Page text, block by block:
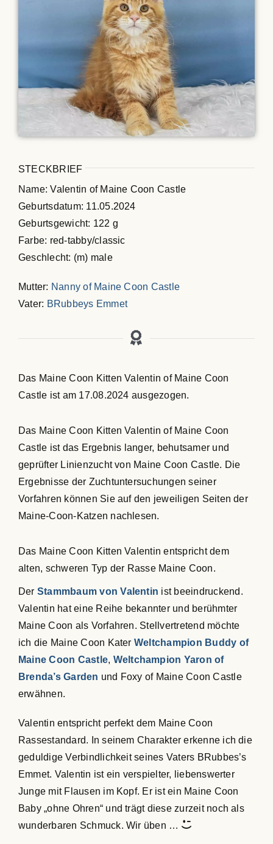
Maine Coon Kastraten
Katzenblog
Über uns
Suche
nach:
STECKBRIEF
Name: Valentin of Maine Coon Castle
Geburtsdatum: 11.05.2024
Geburtsgewicht: 122 g
Farbe: red-tabby/classic
Geschlecht: (m) male
Mutter: Nanny of Maine Coon Castle
Vater: BRubbeys Emmet
Das Maine Coon Kitten Valentin of Maine Coon
Castle ist am 17.08.2024 ausgezogen.
Das Maine Coon Kitten Valentin of Maine Coon
Castle ist das Ergebnis langer, behutsamer und
geprüfter Linienzucht von Maine Coon Castle. Die
Ergebnisse der Zuchtuntersuchungen seiner
Vorfahren können Sie auf den jeweiligen Seiten der
Maine-Coon-Katzen nachlesen.
Das Maine Coon Kitten Valentin entspricht dem
alten, schweren Typ der Rasse Maine Coon.
Der Stammbaum von Valentin ist beeindruckend.
Valentin hat eine Reihe bekannter und berühmter
Maine Coon als Vorfahren. Stellvertretend möchte
ich die Maine Coon Kater Weltchampion Buddy of
Maine Coon Castle, Weltchampion Yaron of
Brenda’s Garden und Foxy of Maine Coon Castle
erwähnen.
Valentin entspricht perfekt dem Maine Coon
Rassestandard. In seinem Charakter erkenne ich die
geduldige Verbindlichkeit seines Vaters BRubbes’s
Emmet. Valentin ist ein verspielter, liebenswerter
Junge mit Flausen im Kopf. Er ist ein Maine Coon
Baby „ohne Ohren“ und trägt diese zurzeit noch als
wunderbaren Schmuck. Wir üben …